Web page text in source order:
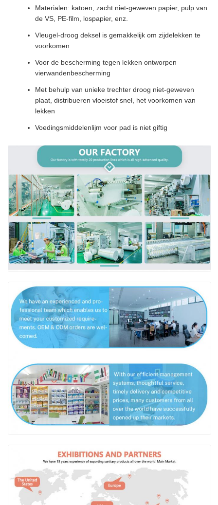
Materialen: katoen, zacht niet-geweven papier, pulp van
de VS, PE-film, lospapier, enz.
Vleugel-droog deksel is gemakkelijk om zijdelekken te
voorkomen
Voor de bescherming tegen lekken ontworpen
vierwandenbescherming
Met behulp van unieke trechter droog niet-geweven
plaat, distribueren vloeistof snel, het voorkomen van
lekken
Voedingsmiddelenlijm voor pad is niet giftig